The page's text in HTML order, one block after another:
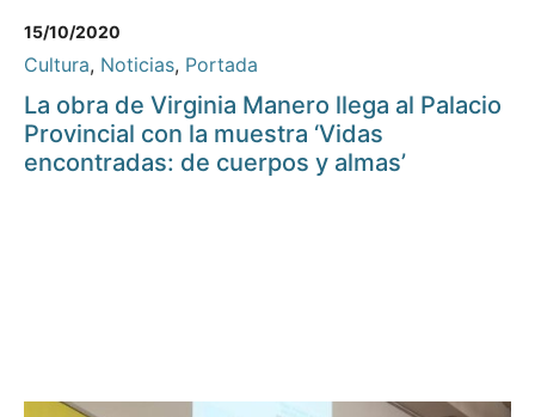
15/10/2020
Cultura, Noticias, Portada
La obra de Virginia Manero llega al Palacio
Provincial con la muestra ‘Vidas
encontradas: de cuerpos y almas’